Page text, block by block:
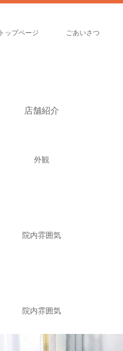
トップページ ごあいさつ
店舗紹介
外観
院内雰囲気
院内雰囲気